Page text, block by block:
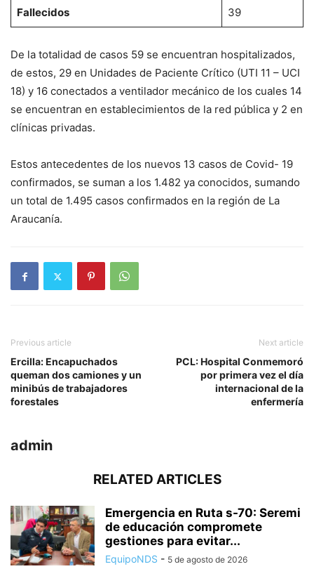
Fallecidos 39
De la totalidad de casos 59 se encuentran hospitalizados,
de estos, 29 en Unidades de Paciente Crítico (UTI 11 – UCI
18) y 16 conectados a ventilador mecánico de los cuales 14
se encuentran en establecimientos de la red pública y 2 en
clínicas privadas.
Estos antecedentes de los nuevos 13 casos de Covid- 19
confirmados, se suman a los 1.482 ya conocidos, sumando
un total de 1.495 casos confirmados en la región de La
Araucanía.
Previous article
Ercilla: Encapuchados
queman dos camiones y un
minibús de trabajadores
forestales
Next article
PCL: Hospital Conmemoró
por primera vez el día
internacional de la
enfermería
admin
RELATED ARTICLES
Emergencia en Ruta s-70: Seremi
de educación compromete
gestiones para evitar...
EquipoNDS - 5 de agosto de 2026